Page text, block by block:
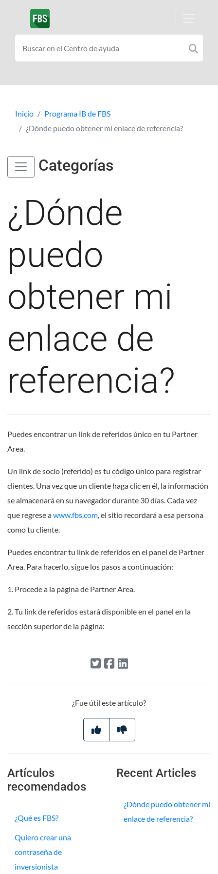
Inicio
Programa IB de FBS
¿Dónde puedo obtener mi enlace de referencia?
Categorías
¿Dónde
puedo
obtener mi
enlace de
referencia?
Puedes encontrar un link de referidos único en tu Partner
Area.
Un link de socio (referido) es tu código único para registrar
clientes. Una vez que un cliente haga clic en él, la información
se almacenará en su navegador durante 30 días. Cada vez
que regrese awww.fbs.com , el sitio recordará a esa persona
como tu cliente.
Puedes encontrar tu link de referidos en el panel de Partner
Area. Para hacerlo, sigue los pasos a continuación:
1. Procede a la página de Partner Area.
2. Tu link de referidos estará disponible en el panel en la
sección superior de la página:
¿Fue útil este artículo?
Artículos
recomendados
¿Qué es FBS?
Quiero crear una
contraseña de
inversionista
Recent Articles
¿Dónde puedo obtener mi
enlace de referencia?